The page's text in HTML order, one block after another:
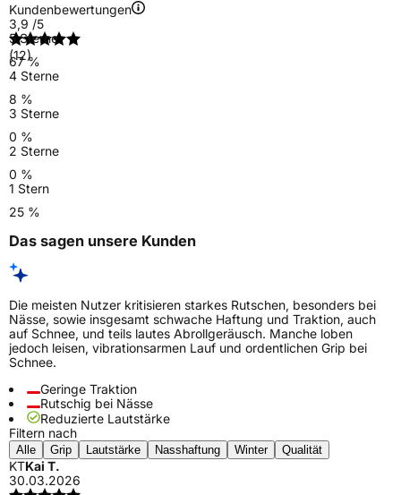
Kundenbewertungen
3,9 /5
(12)
5 Sterne
67 %
4 Sterne
8 %
3 Sterne
0 %
2 Sterne
0 %
1 Stern
25 %
Das sagen unsere Kunden
Die meisten Nutzer kritisieren starkes Rutschen, besonders bei
Nässe, sowie insgesamt schwache Haftung und Traktion, auch
auf Schnee, und teils lautes Abrollgeräusch. Manche loben
jedoch leisen, vibrationsarmen Lauf und ordentlichen Grip bei
Schnee.
Geringe Traktion
Rutschig bei Nässe
Reduzierte Lautstärke
Filtern nach
Alle Grip Lautstärke Nasshaftung Winter Qualität
KTKai T.
30.03.2026